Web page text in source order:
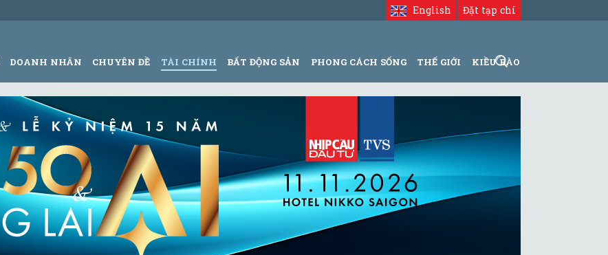
Đặt tạp chí
English
DOANH NHÂN CHUYÊN ĐỀ TÀI CHÍNH BẤT ĐỘNG SẢN PHONG CÁCH SỐNG THẾ GIỚI KIỀU BÀO